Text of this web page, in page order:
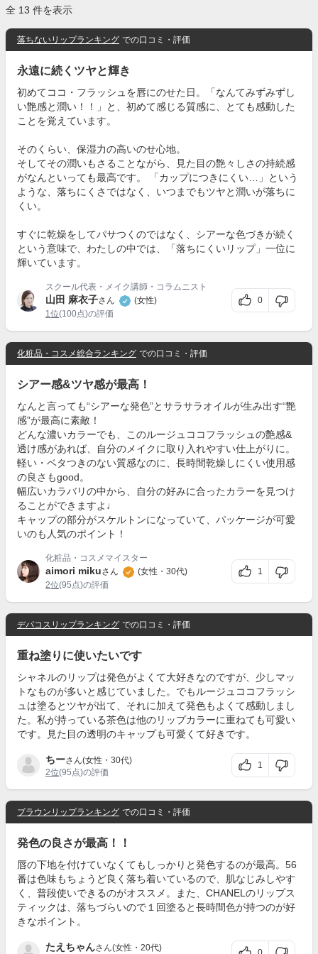
全 13 件を表示
落ちないリップランキング での口コミ・評価
永遠に続くツヤと輝き
初めてココ・フラッシュを唇にのせた日。「なんてみずみずし
い艶感と潤い！！」と、初めて感じる質感に、とても感動した
ことを覚えています。
そのくらい、保湿力の高いのせ心地。
そしてその潤いもさることながら、見た目の艶々しさの持続感
がなんといっても最高です。 「カップにつきにくい…」という
ような、落ちにくさではなく、いつまでもツヤと潤いが落ちに
くい。
すぐに乾燥をしてパサつくのではなく、シアーな色づきが続く
という意味で、わたしの中では、「落ちにくいリップ」一位に
輝いています。
スクール代表・メイク講師・コラムニスト
山田 麻衣子さん
(女性)
1位(100点)の評価
0
化粧品・コスメ総合ランキング での口コミ・評価
シアー感&ツヤ感が最高！
なんと言っても“シアーな発色”とサラサラオイルが生み出す“艶
感”が最高に素敵！
どんな濃いカラーでも、このルージュココフラッシュの艶感&
透け感があれば、自分のメイクに取り入れやすい仕上がりに。
軽い・ベタつきのない質感なのに、長時間乾燥しにくい使用感
の良さもgood。
幅広いカラバリの中から、自分の好みに合ったカラーを見つけ
ることができますよ♩
キャップの部分がスケルトンになっていて、パッケージが可愛
いのも人気のポイント！
化粧品・コスメマイスター
aimori mikuさん
(女性・30代)
2位(95点)の評価
1
デパコスリップランキング での口コミ・評価
重ね塗りに使いたいです
シャネルのリップは発色がよくて大好きなのですが、少しマッ
トなものが多いと感じていました。でもルージュココフラッシ
ュは塗るとツヤが出て、それに加えて発色もよくて感動しまし
た。私が持っている茶色は他のリップカラーに重ねても可愛い
です。見た目の透明のキャップも可愛くて好きです。
ちーさん(女性・30代)
2位(95点)の評価
1
ブラウンリップランキング での口コミ・評価
発色の良さが最高！！
唇の下地を付けていなくてもしっかりと発色するのが最高。56
番は色味もちょうど良く落ち着いているので、肌なじみしやす
く、普段使いできるのがオススメ。また、CHANELのリップス
ティックは、落ちづらいので１回塗ると長時間色が持つのが好
きなポイント。
たえちゃんさん(女性・20代)